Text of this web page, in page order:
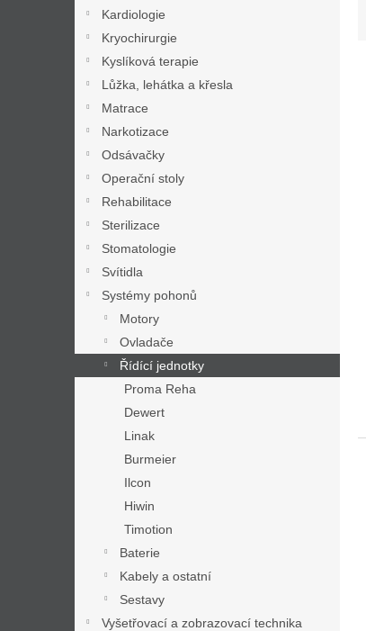
Kardiologie
Kryochirurgie
Kyslíková terapie
Lůžka, lehátka a křesla
Matrace
Narkotizace
Odsávačky
Operační stoly
Rehabilitace
Sterilizace
Stomatologie
Svítidla
Systémy pohonů
Motory
Ovladače
Řídící jednotky
Proma Reha
Dewert
Linak
Burmeier
Ilcon
Hiwin
Timotion
Baterie
Kabely a ostatní
Sestavy
Vyšetřovací a zobrazovací technika